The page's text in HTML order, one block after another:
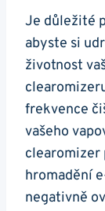
Je důležité
abyste si
životnost
frekvence
vašeho
clearomizer
hromadění
negativně